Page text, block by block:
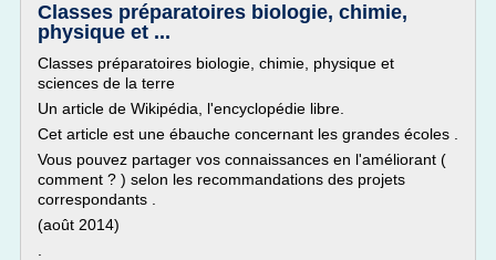
Classes préparatoires biologie, chimie,
physique et ...
Classes préparatoires biologie, chimie, physique et
sciences de la terre
Un article de Wikipédia, l'encyclopédie libre.
Cet article est une ébauche concernant les grandes écoles .
Vous pouvez partager vos connaissances en l'améliorant (
comment ? ) selon les recommandations des projets
correspondants .
(août 2014)